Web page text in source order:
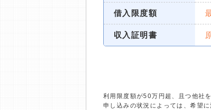
借入限度額
収入証明書
利用限度額が50万円超、且つ他社
申し込みの状況によっては、希望